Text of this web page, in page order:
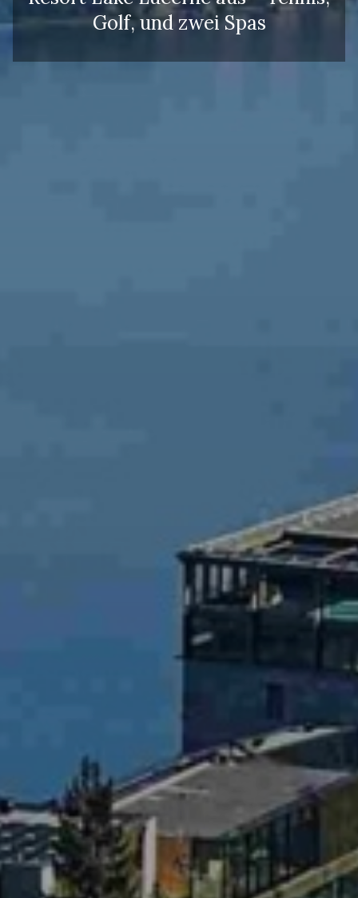
Golf, und zwei Spas